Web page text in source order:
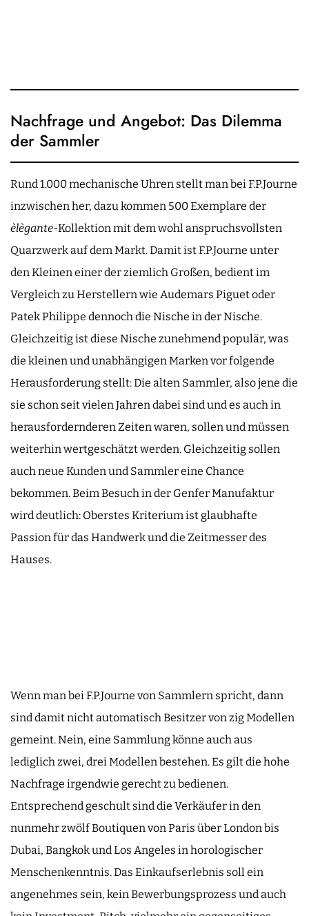
Nachfrage und Angebot: Das Dilemma
der Sammler
Rund 1.000 mechanische Uhren stellt man bei F.P.Journe
inzwischen her, dazu kommen 500 Exemplare der
èlègante-Kollektion mit dem wohl anspruchsvollsten
Quarzwerk auf dem Markt. Damit ist F.P.Journe unter
den Kleinen einer der ziemlich Großen, bedient im
Vergleich zu Herstellern wie Audemars Piguet oder
Patek Philippe dennoch die Nische in der Nische.
Gleichzeitig ist diese Nische zunehmend populär, was
die kleinen und unabhängigen Marken vor folgende
Herausforderung stellt: Die alten Sammler, also jene die
sie schon seit vielen Jahren dabei sind und es auch in
herausfordernderen Zeiten waren, sollen und müssen
weiterhin wertgeschätzt werden. Gleichzeitig sollen
auch neue Kunden und Sammler eine Chance
bekommen. Beim Besuch in der Genfer Manufaktur
wird deutlich: Oberstes Kriterium ist glaubhafte
Passion für das Handwerk und die Zeitmesser des
Hauses.
Wenn man bei F.P.Journe von Sammlern spricht, dann
sind damit nicht automatisch Besitzer von zig Modellen
gemeint. Nein, eine Sammlung könne auch aus
lediglich zwei, drei Modellen bestehen. Es gilt die hohe
Nachfrage irgendwie gerecht zu bedienen.
Entsprechend geschult sind die Verkäufer in den
nunmehr zwölf Boutiquen von Paris über London bis
Dubai, Bangkok und Los Angeles in horologischer
Menschenkenntnis. Das Einkaufserlebnis soll ein
angenehmes sein, kein Bewerbungsprozess und auch